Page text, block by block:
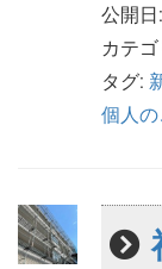
公開
カテ
タグ:
個人